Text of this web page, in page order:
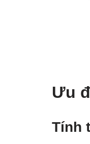
Ưu
Tính